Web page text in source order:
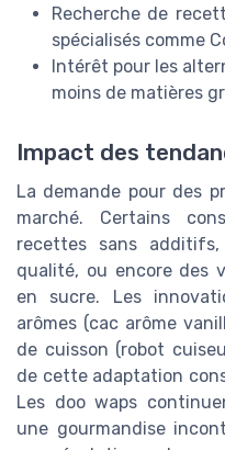
Recherche de
spécialisés comme
Intérêt pour les
moins de matières
Impact des
La demande pour des
marché. Certains
recettes sans
qualité, ou encore des
en sucre. Les
arômes (cac arôme
de cuisson (robot
de cette adaptation
Les doo waps
une gourmandise